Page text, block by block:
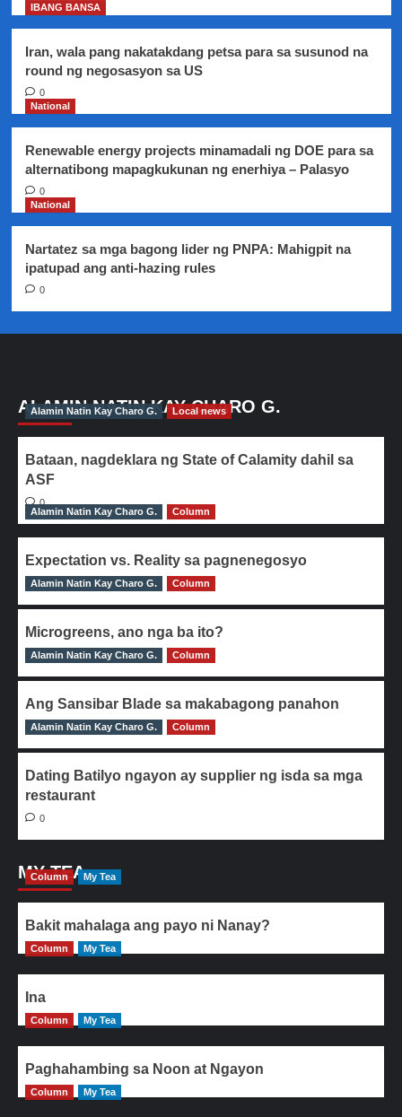
IBANG BANSA
Iran, wala pang nakatakdang petsa para sa susunod na
round ng negosasyon sa US
0
National
Renewable energy projects minamadali ng DOE para sa
alternatibong mapagkukunan ng enerhiya – Palasyo
0
National
Nartatez sa mga bagong lider ng PNPA: Mahigpit na
ipatupad ang anti-hazing rules
0
ALAMIN NATIN KAY CHARO G.
Alamin Natin Kay Charo G. Local news
Bataan, nagdeklara ng State of Calamity dahil sa
ASF
0
Alamin Natin Kay Charo G.
Column
Expectation vs. Reality sa pagnenegosyo
0
Alamin Natin Kay Charo G. Column
Microgreens, ano nga ba ito?
0
Alamin Natin Kay Charo G. Column
Ang Sansibar Blade sa makabagong panahon
0
Alamin Natin Kay Charo G. Column
Dating Batilyo ngayon ay supplier ng isda sa mga
restaurant
0
MY TEA
Column My Tea
Bakit mahalaga ang payo ni Nanay?
Column My Tea
Ina
Column My Tea
Paghahambing sa Noon at Ngayon
Column My Tea